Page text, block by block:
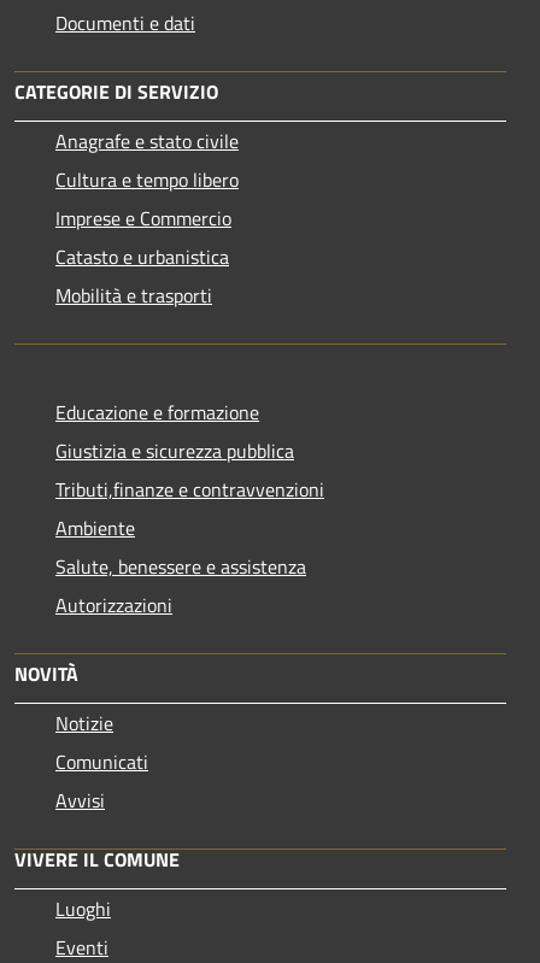
Documenti e dati
CATEGORIE DI SERVIZIO
Anagrafe e stato civile
Cultura e tempo libero
Imprese e Commercio
Catasto e urbanistica
Mobilità e trasporti
Educazione e formazione
Giustizia e sicurezza pubblica
Tributi,finanze e contravvenzioni
Ambiente
Salute, benessere e assistenza
Autorizzazioni
NOVITÀ
Notizie
Comunicati
Avvisi
VIVERE IL COMUNE
Luoghi
Eventi